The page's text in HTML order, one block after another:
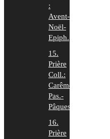
:
Avent-
Noël-
Epiph.
15.
Prière
Coll.:
Carême-
Pas.-
Pâques
16.
Prière